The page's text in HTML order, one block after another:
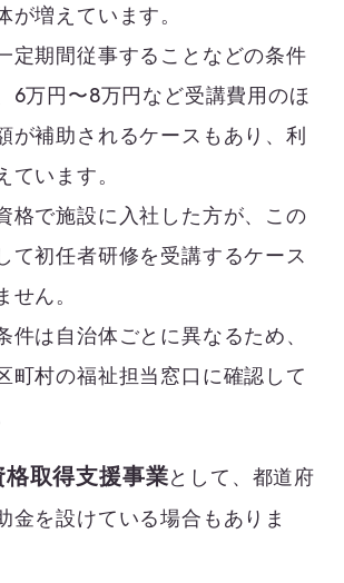
が増えています。
定期間従事することなどの条件
6万円〜8万円など受講費用のほ
が補助されるケースもあり、利
ています。
格で施設に入社した方が、この
て初任者研修を受講するケース
ん。
件は自治体ごとに異なるため、
町村の福祉担当窓口に確認して
取得支援事業として、都道府
金を設けている場合もありま